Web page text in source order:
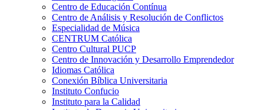
Centro de Educación Contínua
Centro de Análisis y Resolución de Conflictos
Especialidad de Música
CENTRUM Católica
Centro Cultural PUCP
Centro de Innovación y Desarrollo Emprendedor
Idiomas Católica
Conexión Bíblica Universitaria
Instituto Confucio
Instituto para la Calidad